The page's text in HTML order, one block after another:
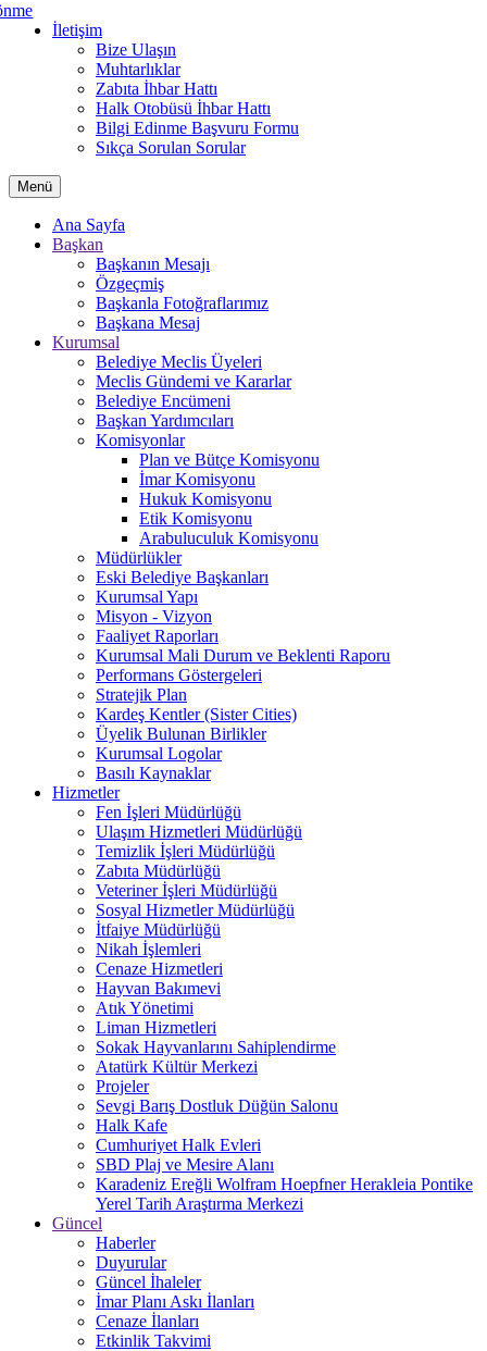
İletişim
Bize Ulaşın
Muhtarlıklar
Zabıta İhbar Hattı
Halk Otobüsü İhbar Hattı
Bilgi Edinme Başvuru Formu
Sıkça Sorulan Sorular
Menü
Ana Sayfa
Başkan
Başkanın Mesajı
Özgeçmiş
Başkanla Fotoğraflarımız
Başkana Mesaj
Kurumsal
Belediye Meclis Üyeleri
Meclis Gündemi ve Kararlar
Belediye Encümeni
Başkan Yardımcıları
Komisyonlar
Plan ve Bütçe Komisyonu
İmar Komisyonu
Hukuk Komisyonu
Etik Komisyonu
Arabuluculuk Komisyonu
Müdürlükler
Eski Belediye Başkanları
Kurumsal Yapı
Misyon - Vizyon
Faaliyet Raporları
Kurumsal Mali Durum ve Beklenti Raporu
Performans Göstergeleri
Stratejik Plan
Kardeş Kentler (Sister Cities)
Üyelik Bulunan Birlikler
Kurumsal Logolar
Basılı Kaynaklar
Hizmetler
Fen İşleri Müdürlüğü
Ulaşım Hizmetleri Müdürlüğü
Temizlik İşleri Müdürlüğü
Zabıta Müdürlüğü
Veteriner İşleri Müdürlüğü
Sosyal Hizmetler Müdürlüğü
İtfaiye Müdürlüğü
Nikah İşlemleri
Cenaze Hizmetleri
Hayvan Bakımevi
Atık Yönetimi
Liman Hizmetleri
Sokak Hayvanlarını Sahiplendirme
Atatürk Kültür Merkezi
Projeler
Sevgi Barış Dostluk Düğün Salonu
Halk Kafe
Cumhuriyet Halk Evleri
SBD Plaj ve Mesire Alanı
Karadeniz Ereğli Wolfram Hoepfner Herakleia Pontike
Yerel Tarih Araştırma Merkezi
Güncel
Haberler
Duyurular
Güncel İhaleler
İmar Planı Askı İlanları
Cenaze İlanları
Etkinlik Takvimi